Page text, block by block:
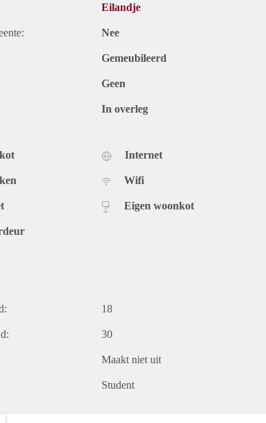
en water.
Eilandje
Nee
Gemeubileerd
Geen
In overleg
Internet
Wifi
Eigen woonkot
18
30
Maakt niet uit
Student